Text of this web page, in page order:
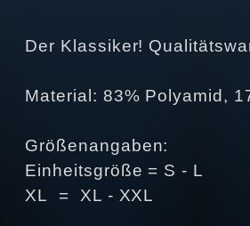
Der Klassiker!
Material: 83% Polyamid,
Größenangaben:
Einheitsgröße = S - L
XL = XL - XXL